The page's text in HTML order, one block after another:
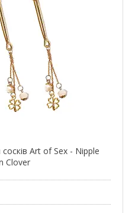
сосків Art of Sex - Nipple
Clover